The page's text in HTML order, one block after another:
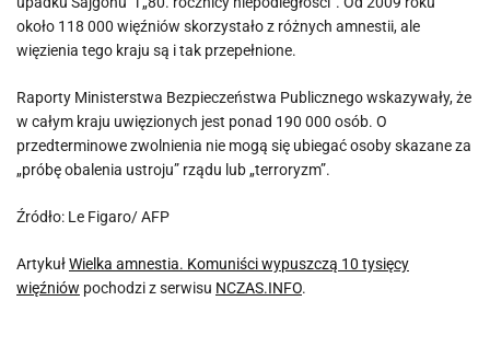
około 118 000 więźniów skorzystało z różnych amnestii, ale
więzienia tego kraju są i tak przepełnione.
Raporty Ministerstwa Bezpieczeństwa Publicznego wskazywały, że
w całym kraju uwięzionych jest ponad 190 000 osób. O
przedterminowe zwolnienia nie mogą się ubiegać osoby skazane za
„próbę obalenia ustroju” rządu lub „terroryzm”.
Źródło: Le Figaro/ AFP
ArtykułWielka amnestia. Komuniści wypuszczą 10 tysięcy
więźniów pochodzi z serwisu NCZAS.INFO.